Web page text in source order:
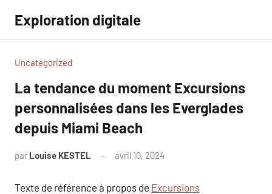
contenu
Exploration digitale
Uncategorized
La tendance du moment Excursions
personnalisées dans les Everglades
depuis Miami Beach
par Louise KESTEL avril 10, 2024
Texte de référence à propos de Excursions